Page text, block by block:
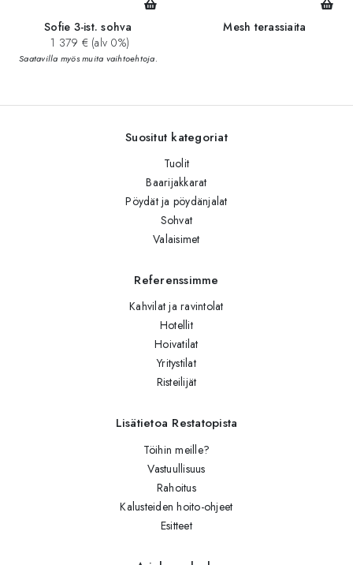
Sofie 3-ist. sohva
1 379 € (alv 0%)
Saatavilla myös muita vaihtoehtoja.
Mesh terassiaita
Suositut kategoriat
Tuolit
Baarijakkarat
Pöydät ja pöydänjalat
Sohvat
Valaisimet
Referenssimme
Kahvilat ja ravintolat
Hotellit
Hoivatilat
Yritystilat
Risteilijät
Lisätietoa Restatopista
Töihin meille?
Vastuullisuus
Rahoitus
Kalusteiden hoito-ohjeet
Esitteet